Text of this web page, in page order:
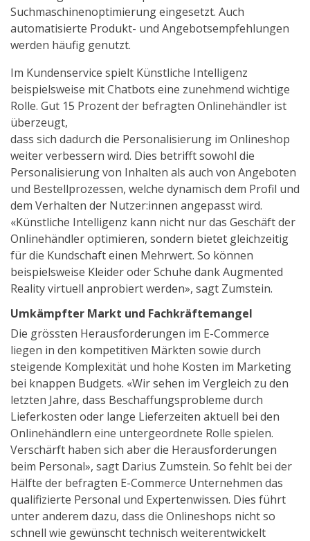
Suchmaschinenoptimierung eingesetzt. Auch
automatisierte Produkt- und Angebotsempfehlungen
werden häufig genutzt.
Im Kundenservice spielt Künstliche Intelligenz
beispielsweise mit Chatbots eine zunehmend wichtige
Rolle. Gut 15 Prozent der befragten Onlinehändler ist
überzeugt,
dass sich dadurch die Personalisierung im Onlineshop
weiter verbessern wird. Dies betrifft sowohl die
Personalisierung von Inhalten als auch von Angeboten
und Bestellprozessen, welche dynamisch dem Profil und
dem Verhalten der Nutzer:innen angepasst wird.
«Künstliche Intelligenz kann nicht nur das Geschäft der
Onlinehändler optimieren, sondern bietet gleichzeitig
für die Kundschaft einen Mehrwert. So können
beispielsweise Kleider oder Schuhe dank Augmented
Reality virtuell anprobiert werden», sagt Zumstein.
Umkämpfter Markt und Fachkräftemangel
Die grössten Herausforderungen im E-Commerce
liegen in den kompetitiven Märkten sowie durch
steigende Komplexität und hohe Kosten im Marketing
bei knappen Budgets. «Wir sehen im Vergleich zu den
letzten Jahre, dass Beschaffungsprobleme durch
Lieferkosten oder lange Lieferzeiten aktuell bei den
Onlinehändlern eine untergeordnete Rolle spielen.
Verschärft haben sich aber die Herausforderungen
beim Personal», sagt Darius Zumstein. So fehlt bei der
Hälfte der befragten E-Commerce Unternehmen das
qualifizierte Personal und Expertenwissen. Dies führt
unter anderem dazu, dass die Onlineshops nicht so
schnell wie gewünscht technisch weiterentwickelt